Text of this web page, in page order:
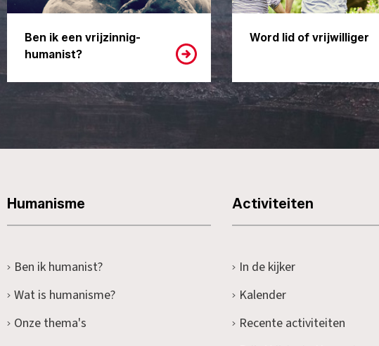
Ben ik een vrijzinnig-
humanist?
Word lid of vrijwilliger
Humanisme
Ben ik humanist?
Wat is humanisme?
Onze thema's
Activiteiten
In de kijker
Kalender
Recente activiteiten